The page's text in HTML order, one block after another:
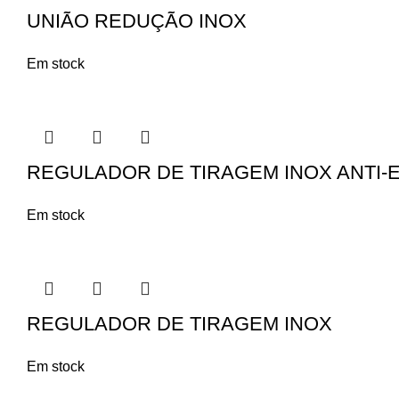
UNIÃO REDUÇÃO INOX
Em stock
REGULADOR DE TIRAGEM INOX ANTI-
Em stock
REGULADOR DE TIRAGEM INOX
Em stock